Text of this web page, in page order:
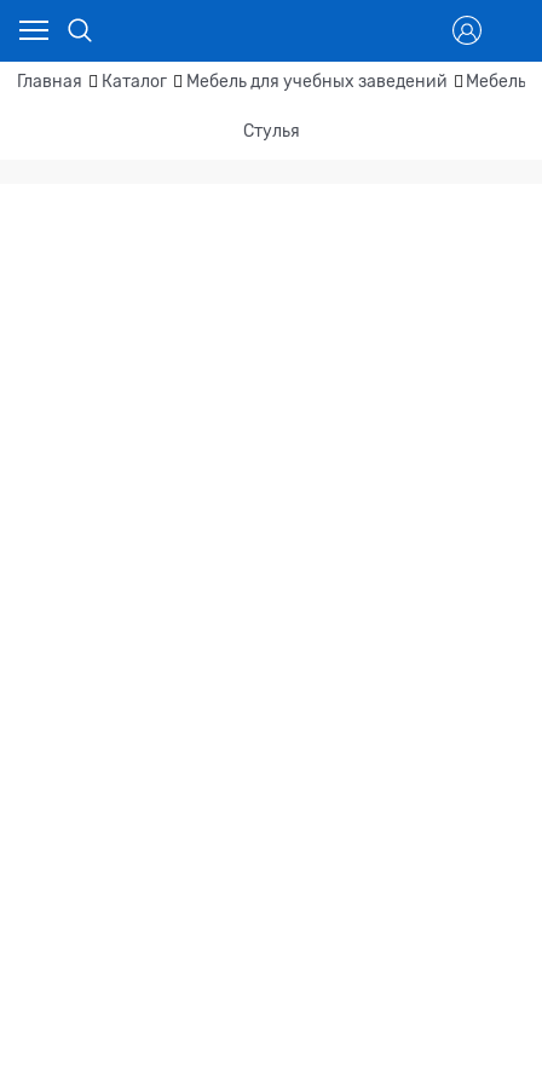
Главная Каталог Мебель для учебных заведений Мебель
Стулья